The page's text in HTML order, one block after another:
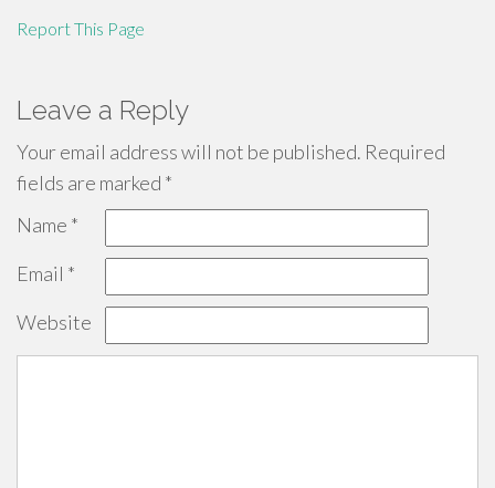
Report This Page
Leave a Reply
Your email address will not be published. Required
fields are marked *
Name *
Email *
Website